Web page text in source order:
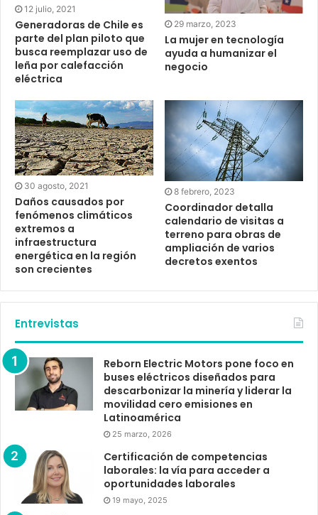
12 julio, 2021
Generadoras de Chile es
parte del plan piloto que
busca reemplazar uso de
leña por calefacción
eléctrica
29 marzo, 2023
La mujer en tecnología
ayuda a humanizar el
negocio
30 agosto, 2021
Daños causados por
fenómenos climáticos
extremos a
infraestructura
energética en la región
son crecientes
8 febrero, 2023
Coordinador detalla
calendario de visitas a
terreno para obras de
ampliación de varios
decretos exentos
Entrevistas
Reborn Electric Motors pone foco en
buses eléctricos diseñados para
descarbonizar la minería y liderar la
movilidad cero emisiones en
Latinoamérica
25 marzo, 2026
Certificación de competencias
laborales: la vía para acceder a
oportunidades laborales
19 mayo, 2025